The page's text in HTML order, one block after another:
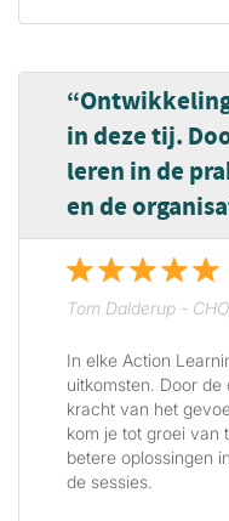
in deze tij.
leren in de
en de
Tom Dalderup -
In elke Action
uitkomsten. Door
kracht van het
kom je tot groei van
betere oplossingen
de sessies.